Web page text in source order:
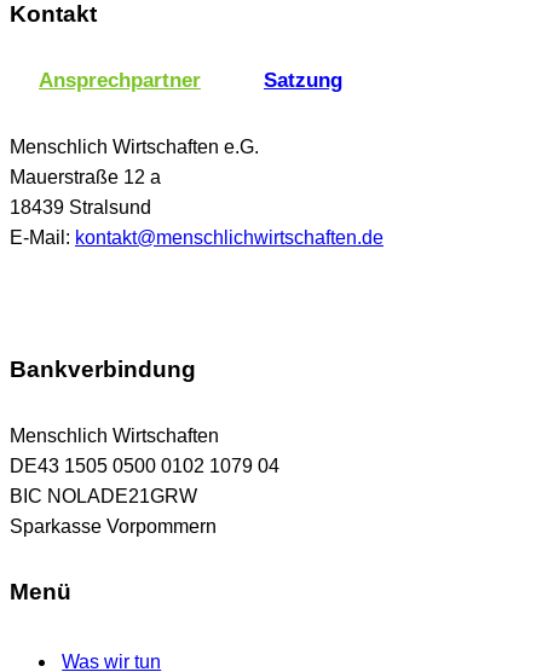
Kontakt
Ansprechpartner Satzung
Menschlich Wirtschaften e.G.
Mauerstraße 12 a
18439 Stralsund
E-Mail: kontakt@menschlichwirtschaften.de
Bankverbindung
Menschlich Wirtschaften
DE43 1505 0500 0102 1079 04
BIC NOLADE21GRW
Sparkasse Vorpommern
Menü
Was wir tun